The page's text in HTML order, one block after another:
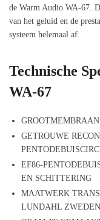
de Warm Audio WA-67.
van het geluid en de
systeem helemaal af.
Technische
WA-67
GETROUWE
EF86-
EN SCHITTERING
MAATWERK
LUNDAHL ZWEDEN